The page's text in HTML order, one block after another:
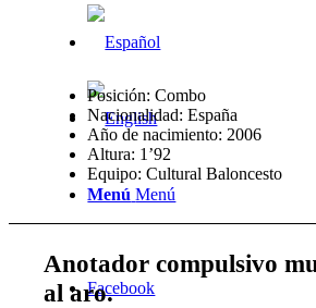
Menú Menú
Facebook
Posición: Combo
Nacionalidad: España
Año de nacimiento: 2006
Altura: 1’92
Equipo: Cultural Baloncesto
Anotador compulsivo
al aro.